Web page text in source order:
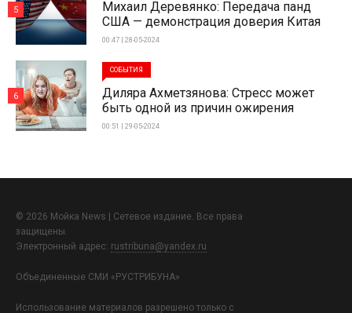
Михаил Деревянко: Передача панд
США — демонстрация доверия Китая
00:47 | 28-05-2024
5
СОБЫТИЯ
Диляра Ахметзянова: Стресс может
быть одной из причин ожирения
00:51 | 29-05-2024
6
© 2026 Мойка News | Сетевое издание. Все права
защищены.
Электронный адрес: rustribuna@yandex.ru
Объединенные СМИ «РУСТРИБУНА»
Использование материалов разрешено только с